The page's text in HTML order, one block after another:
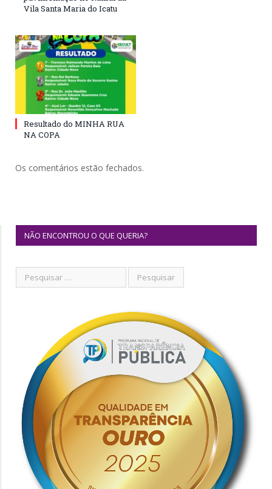
Vila Santa Maria do Icatu
Resultado do MINHA RUA
NA COPA
Os comentários estão fechados.
NÃO ENCONTROU O QUE QUERIA?